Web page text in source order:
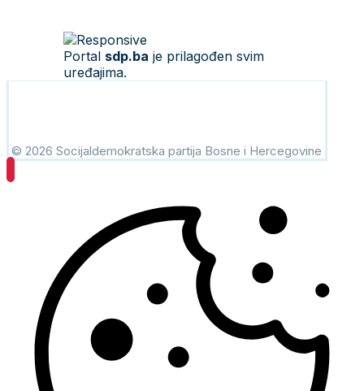
Portal sdp.ba je prilagođen svim
uređajima.
© 2026 Socijaldemokratska partija Bosne i Hercegovine